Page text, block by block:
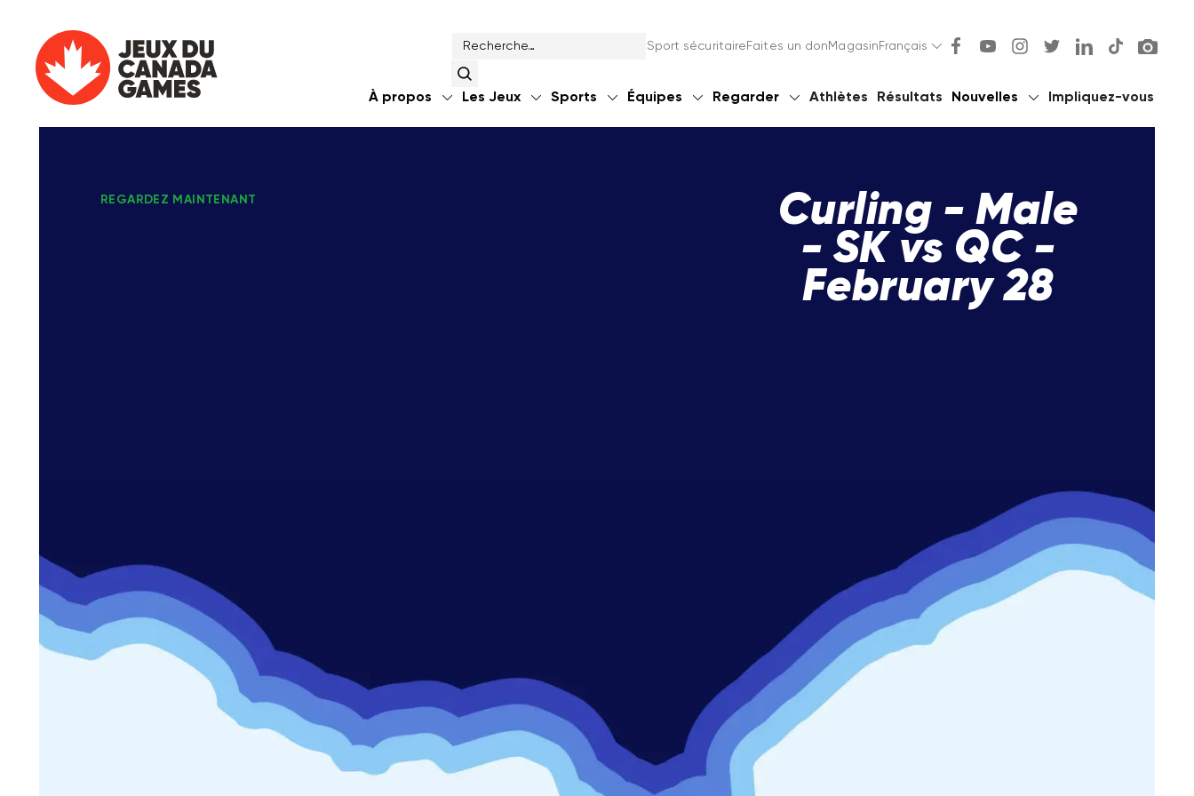
Sport sécuritaire Faites un don Magasin Français
À propos Les Jeux Sports Équipes Regarder Athlètes Résultats Nouvelles Impliquez-vous
REGARDEZ MAINTENANT
Curling - Male
- SK vs QC -
February 28